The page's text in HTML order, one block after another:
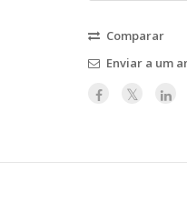
Comparar
Enviar a um